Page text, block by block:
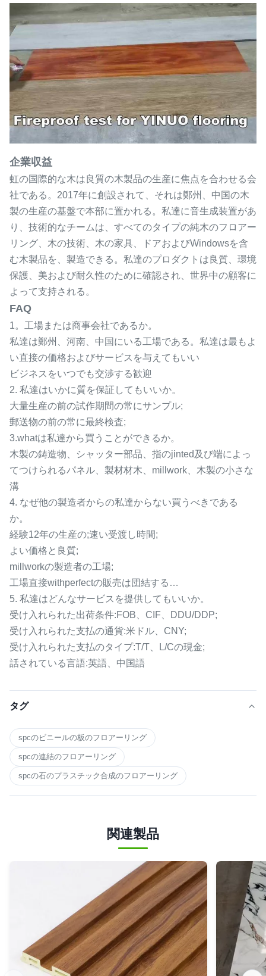
企業収益
虹の国際的な木は良質の木製品の生産に焦点を合わせる会
社である。2017年に創設されて、それは鄭州、中国の木
製の生産の基盤で本部に置かれる。私達に音生成装置があ
り、技術的なチームは、すべてのタイプの純木のフロアー
リング、木の技術、木の家具、ドアおよびWindowsを含
む木製品を、製造できる。私達のプロダクトは良質、環境
保護、美および耐久性のために確認され、世界中の顧客に
よって支持される。
FAQ
1。工場または商事会社であるか。
私達は鄭州、河南、中国にいる工場である。私達は最もよ
い直接の価格およびサービスを与えてもいい
ビジネスをいつでも交渉する歓迎
2. 私達はいかに質を保証してもいいか。
大量生産の前の試作期間の常にサンプル;
郵送物の前の常に最終検査;
3.whatは私達から買うことができるか。
木製の鋳造物、シャッター部品、指のjinted及び端によっ
てつけられるパネル、製材材木、millwork、木製の小さな
溝
4. なぜ他の製造者からの私達からない買うべきである
か。
経験12年の生産の;速い受渡し時間;
よい価格と良質;
millworkの製造者の工場;
工場直接withperfectの販売は団結する…
5. 私達はどんなサービスを提供してもいいか。
受け入れられた出荷条件:FOB、CIF、DDU/DDP;
受け入れられた支払の通貨:米ドル、CNY;
受け入れられた支払のタイプ:T/T、L/Cの現金;
話されている言語:英語、中国語
タグ
spcのビニールの板のフロアーリング
spcの連結のフロアーリング
spcの石のプラスチック合成のフロアーリング
関連製品